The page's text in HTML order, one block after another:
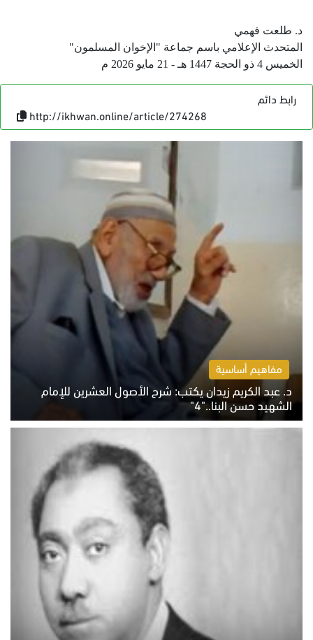
د. طلعت فهمي
المتحدث الإعلامي باسم جماعة "الإخوان المسلمون"
الخميس 4 ذو الحجة 1447 هـ - 21 مايو 2026 م
رابط دائم
http://ikhwan.online/article/274268
مفاهيم أساسية
د. عبد الكريم زيدان يكتب: شرح الأصول العشرين للإمام
الشهيد حسن البنا.."4"
الخميس 6 أغسطس 2026 10:27 ص